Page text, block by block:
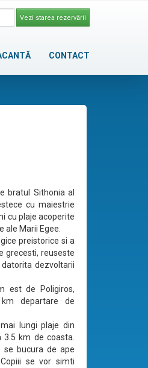
Vezi starea rezervării
CONTACT
bratul Sithonia al
cu maiestrie
cu plaje acoperite
ale Marii Egee.
preistorice si a
grecesti, reuseste
dezvoltarii
est de Poligiros,
departare de
lungi plaje din
3.5 km de coasta.
se bucura de ape
se vor simti